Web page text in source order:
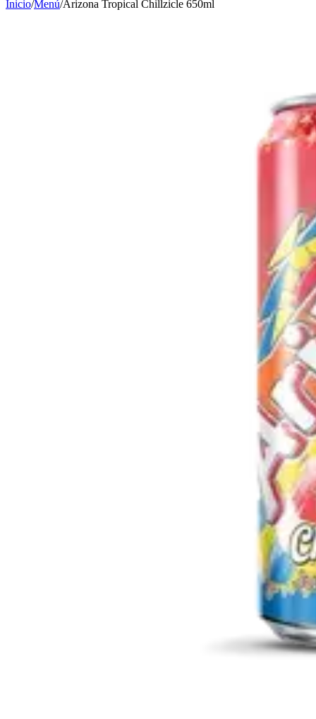
Inicio/Menú/Arizona Tropical Chillzicle 650ml